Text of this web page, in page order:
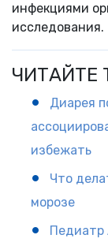
инфекциями
исследования.
ЧИТАЙТЕ
Диарея
избежать
Что
морозе
Педиатр